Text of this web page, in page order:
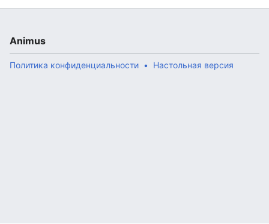
Animus
Политика конфиденциальности Настольная версия